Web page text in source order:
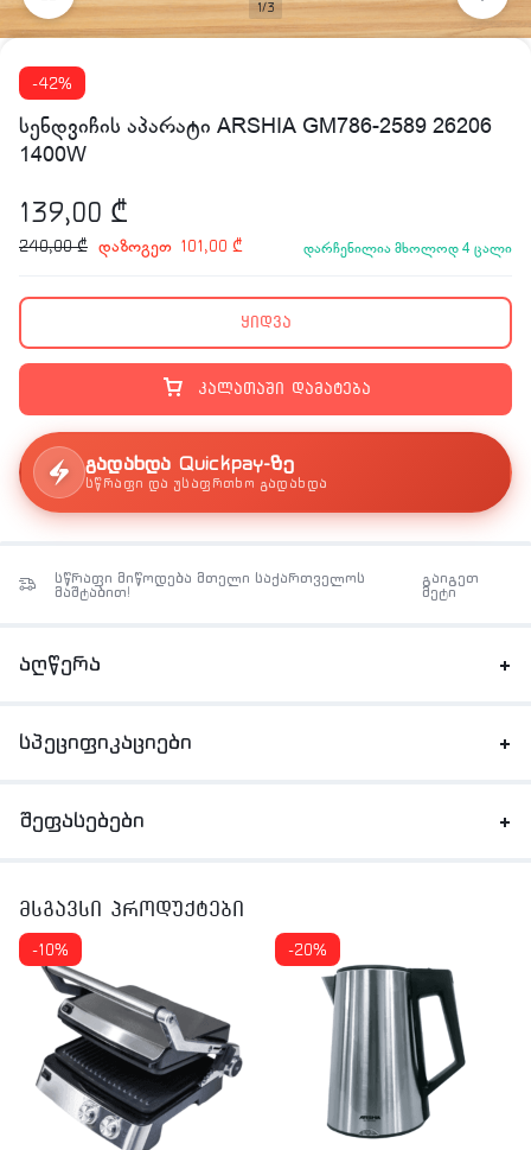
1/3
-42%
სენდვიჩის აპარატი ARSHIA GM786-2589 26206
1400W
139,00 ₾
240,00₾ დაზოგეთ 101,00 ₾ დარჩენილია მხოლოდ 4 ცალი
კალათაში დამატება
ყიდვა
გადახდა Quickpay-ზე
სწრაფი და უსაფრთხო გადახდა
სწრაფი მიწოდება მთელი საქართველოს
მაშტაბით!
გაიგეთ
მეტი
აღწერა
სპეციფიკაციები
შეფასებები
მსგავსი პროდუქტები
-10% -20%